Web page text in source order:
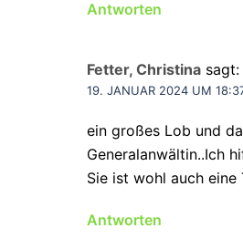
Antworten
Fetter, Christina sagt:
19. JANUAR 2024 UM
ein großes Lob und
Generalanwältin..Ich
Sie ist wohl auch eine
Antworten